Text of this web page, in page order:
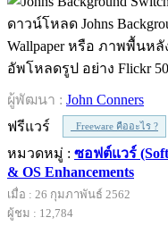
ดาวน์โหลด Johns
Wallpaper หรือ ภาพพื้นหลั
อัพโหลดรูป อย่าง Flickr
ผู้พัฒนา : John Conners
ฟรีแวร์
Freeware คืออะไร ?
หมวดหมู่ : ซอฟต์แวร์
& OS Enhancements
เมื่อ : 26 กุมภาพันธ์ 2562
ผู้ชม : 12,784